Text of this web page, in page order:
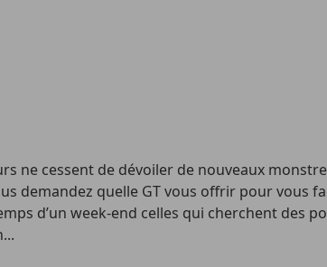
ne cessent de dévoiler de nouveaux
demandez quelle GT vous offrir pour vous
d’un week-end celles qui cherchent des